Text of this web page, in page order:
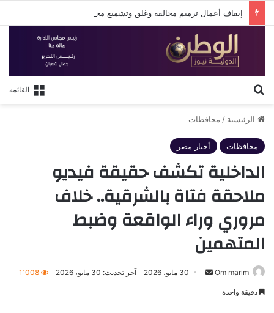
القائمة
الرئيسية / محافظات
محافظات أخبار مصر
الداخلية تكشف حقيقة فيديو
ملاحقة فتاة بالشرقية.. خلاف
مروري وراء الواقعة وضبط
المتهمين
Om marim
أرسل 30 مايو، 2026 آخر تحديث: 30 مايو، 2026 1٬008
دقيقة واحدة